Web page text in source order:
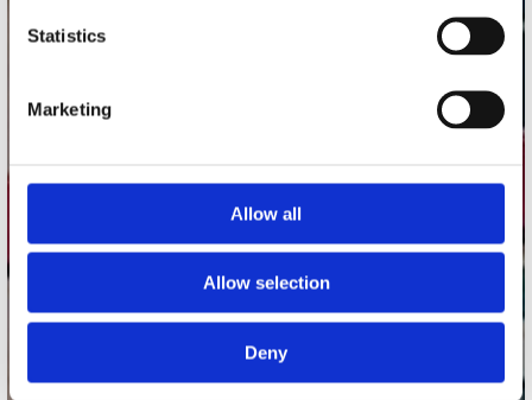
Statistics
Marketing
Allow all
Allow selection
Deny
Plato Leiden
Plato Deventer
Plato Zwolle